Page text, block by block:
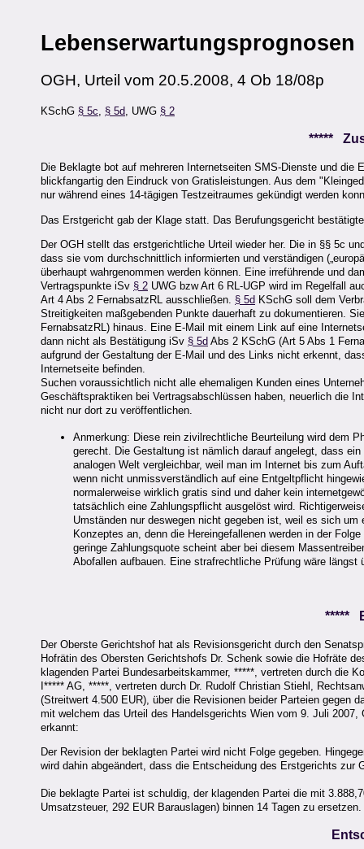
Lebenserwartungsprognosen
OGH, Urteil vom 20.5.2008, 4 Ob 18/08p
KSchG § 5c, § 5d, UWG § 2
*****
Die Beklagte bot auf mehreren Internetseiten SMS-Dienste und die
blickfangartig den Eindruck von Gratisleistungen. Aus dem
nur während eines 14-tägigen Testzeitraumes gekündigt werden
Das Erstgericht gab der Klage statt. Das Berufungsgericht
Der OGH stellt das erstgerichtliche Urteil wieder her. Die in §§ 5c
dass sie vom durchschnittlich informierten und verständigen
überhaupt wahrgenommen werden können. Eine irreführende und
Vertragspunkte iSv § 2 UWG bzw Art 6 RL-UGP wird im Regelfall
Art 4 Abs 2 FernabsatzRL ausschließen. § 5d KSchG soll dem
Streitigkeiten maßgebenden Punkte dauerhaft zu dokumentieren.
FernabsatzRL) hinaus. Eine E-Mail mit einem Link auf eine
dann nicht als Bestätigung iSv § 5d Abs 2 KSchG (Art 5 Abs 1
aufgrund der Gestaltung der E-Mail und des Links nicht erkennt,
Internetseite befinden.
Suchen voraussichtlich nicht alle ehemaligen Kunden eines
Geschäftspraktiken bei Vertragsabschlüssen haben, neuerlich die
nicht nur dort zu veröffentlichen.
Anmerkung: Diese rein zivilrechtliche Beurteilung wird dem
gerecht. Die Gestaltung ist nämlich darauf angelegt, dass
analogen Welt vergleichbar, weil man im Internet bis zum
wenn nicht unmissverständlich auf eine Entgeltpflicht
normalerweise wirklich gratis sind und daher kein
tatsächlich eine Zahlungspflicht ausgelöst wird.
Umständen nur deswegen nicht gegeben ist, weil es sich
Konzeptes an, denn die Hereingefallenen werden in der
geringe Zahlungsquote scheint aber bei diesem
Abofallen aufbauen. Eine strafrechtliche Prüfung wäre längst
*****
Der Oberste Gerichtshof hat als Revisionsgericht durch den
Hofrätin des Obersten Gerichtshofs Dr. Schenk sowie die Hofräte
klagenden Partei Bundesarbeitskammer, *****, vertreten durch die
I***** AG, *****, vertreten durch Dr. Rudolf Christian Stiehl,
(Streitwert 4.500 EUR), über die Revisionen beider Parteien gegen
mit welchem das Urteil des Handelsgerichts Wien vom 9. Juli
erkannt:
Der Revision der beklagten Partei wird nicht Folge gegeben.
wird dahin abgeändert, dass die Entscheidung des Erstgerichts zur
Die beklagte Partei ist schuldig, der klagenden Partei die mit
Umsatzsteuer, 292 EUR Barauslagen) binnen 14 Tagen zu ersetzen.